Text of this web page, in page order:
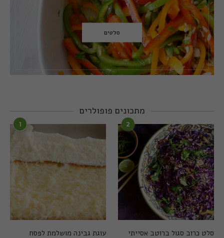
סלטים
מתכונים פופולרים
1
עוגת גבינה מושלמת לפסח
2
סלט כרוב סגול ברוטב אסייתי